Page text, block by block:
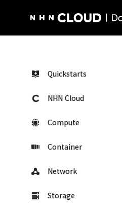
Quickstarts
NHN Cloud
Compute
Container
Network
Storage